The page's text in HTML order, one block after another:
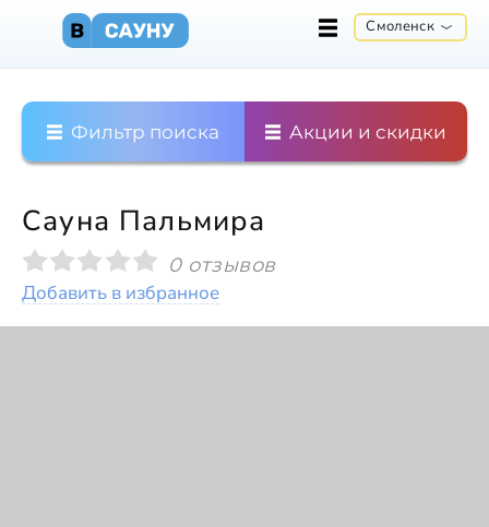
Смоленск
Фильтр поиска Акции и скидки
Сауна Пальмира
0 отзывов
Добавить в избранное